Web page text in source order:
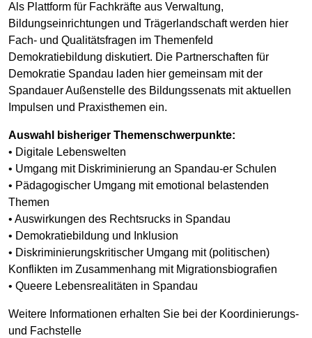
Als Plattform für Fachkräfte aus Verwaltung,
Bildungseinrichtungen und Trägerlandschaft werden hier
Fach- und Qualitätsfragen im Themenfeld
Demokratiebildung diskutiert. Die Partnerschaften für
Demokratie Spandau laden hier gemeinsam mit der
Spandauer Außenstelle des Bildungssenats mit aktuellen
Impulsen und Praxisthemen ein.
Auswahl bisheriger Themenschwerpunkte:
• Digitale Lebenswelten
• Umgang mit Diskriminierung an Spandau-er Schulen
• Pädagogischer Umgang mit emotional belastenden
Themen
• Auswirkungen des Rechtsrucks in Spandau
• Demokratiebildung und Inklusion
• Diskriminierungskritischer Umgang mit (politischen)
Konflikten im Zusammenhang mit Migrationsbiografien
• Queere Lebensrealitäten in Spandau
Weitere Informationen erhalten Sie bei der Koordinierungs-
und Fachstelle